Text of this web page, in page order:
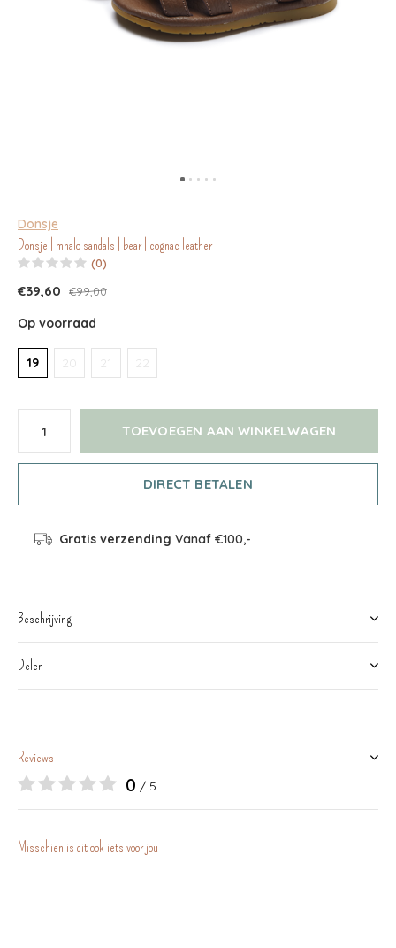
Donsje
Donsje | mhalo sandals | bear | cognac leather
(0)
€39,60 €99,00
Op voorraad
19 20 21 22
TOEVOEGEN AAN WINKELWAGEN
DIRECT BETALEN
Gratis verzending Vanaf €100,-
Beschrijving
Delen
Reviews
0 / 5
Misschien is dit ook iets voor jou